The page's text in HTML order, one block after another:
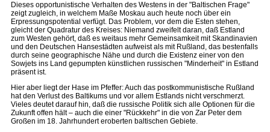
Dieses opportunistische Verhalten des Westens in der "Baltischen Frage"
zeigt zugleich, in welchem Maße Moskau auch heute noch über ein
Erpressungspotential verfügt. Das Problem, vor dem die Esten stehen,
gleicht der Quadratur des Kreises: Niemand zweifelt daran, daß Estland
zum Westen gehört, daß es weitaus mehr Gemeinsamkeit mit Skandinavien
und den Deutschen Hansestädten aufweist als mit Rußland, das bestenfalls
durch seine geographische Nähe und durch die Existenz einer von den
Sowjets ins Land gepumpten künstlichen russischen "Minderheit" in Estland
präsent ist.
Hier aber liegt der Hase im Pfeffer: Auch das postkommunistische Rußland
hat den Verlust des Baltikums und vor allem Estlands nicht verschmerzt.
Vieles deutet darauf hin, daß die russische Politik sich alle Optionen für die
Zukunft offen hält – auch die einer "Rückkehr" in die von Zar Peter dem
Großen im 18. Jahrhundert eroberten baltischen Gebiete.